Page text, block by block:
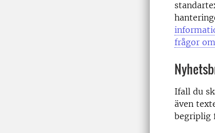
frågor
Ifall du
även
begriplig